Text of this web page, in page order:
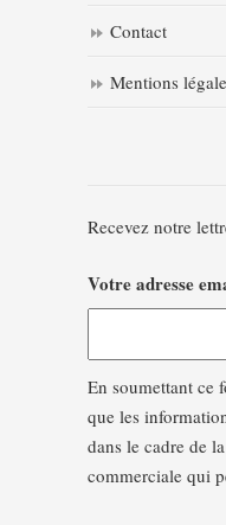
Contact
Mentions
Recevez notre
Votre adresse
En soumettant ce
que les
dans le cadre de
commerciale qui